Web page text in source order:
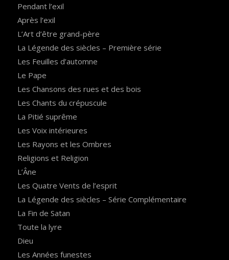
Pendant l’exil
Après l’exil
L’Art d’être grand-père
La Légende des siècles – Première série
Les Feuilles d’automne
Le Pape
Les Chansons des rues et des bois
Les Chants du crépuscule
La Pitié suprême
Les Voix intérieures
Les Rayons et les Ombres
Religions et Religion
L’Âne
Les Quatre Vents de l’esprit
La Légende des siècles – Série Complémentaire
La Fin de Satan
Toute la lyre
Dieu
Les Années funestes